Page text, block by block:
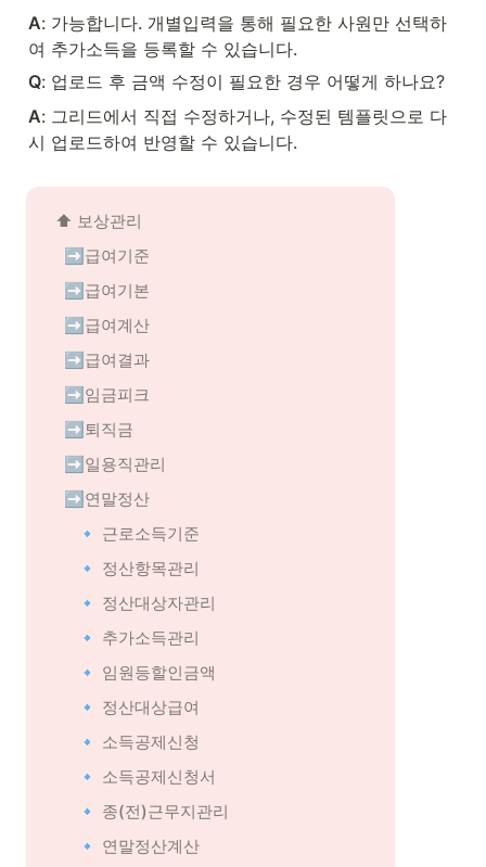
A: 가능합니다. 개별입력을 통해 필요한 사원만 선택하
여 추가소득을 등록할 수 있습니다.
Q: 업로드 후 금액 수정이 필요한 경우 어떻게 하나요?
A: 그리드에서 직접 수정하거나, 수정된 템플릿으로 다
시 업로드하여 반영할 수 있습니다.
⬆️ 보상관리
➡️급여기준
➡️급여기본
➡️급여계산
➡️급여결과
➡️임금피크
➡️퇴직금
➡️일용직관리
➡️연말정산
🔹 근로소득기준
🔹 정산항목관리
🔹 정산대상자관리
🔹 추가소득관리
🔹 임원등할인금액
🔹 정산대상급여
🔹 소득공제신청
🔹 소득공제신청서
🔹 종(전)근무지관리
🔹 연말정산계산